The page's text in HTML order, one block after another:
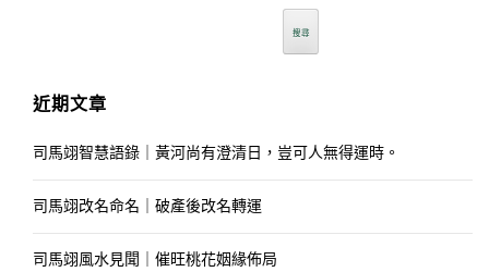
搜尋
近期文章
司馬翊智慧語錄｜黃河尚有澄清日，豈可人無得運時。
司馬翊改名命名｜破產後改名轉運
司馬翊風水見聞｜催旺桃花姻緣佈局